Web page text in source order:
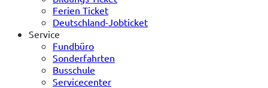
Ferien Ticket
Deutschland-Jobticket
Service
Fundbüro
Sonderfahrten
Busschule
Servicecenter